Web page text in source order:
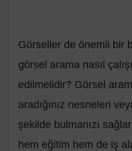
Görseller de önemli bir
görsel arama nasıl
edilmelidir? Görsel
aradığınız nesneleri
şekilde bulmanızı
hem eğitim hem de iş